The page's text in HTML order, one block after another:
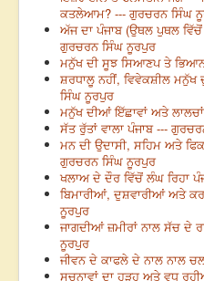
ਕਤਲੇਆਮ? --- ਗੁਰਚਰਨ ਸਿੰਘ
ਅੱਜ ਦਾ ਪੰਜਾਬ (ਉਥਲ ਪੁਥਲ ਵਿੱਚੋਂ
ਗੁਰਚਰਨ ਸਿੰਘ ਨੂਰਪੁਰ
ਮਨੁੱਖ ਦੀ ਸੂਝ ਸਿਆਣਪ ਤੇ
ਸ਼ਰਧਾਲੂ ਨਹੀਂ, ਵਿਵੇਕਸ਼ੀਲ
ਸਿੰਘ ਨੂਰਪੁਰ
ਮਨੁੱਖ ਦੀਆਂ ਇੱਛਾਵਾਂ ਅਤੇ
ਸੱਤ ਰੁੱਤਾਂ ਵਾਲਾ ਪੰਜਾਬ ---
ਮਨ ਦੀ ਉਦਾਸੀ, ਸਹਿਮ ਅਤੇ
ਗੁਰਚਰਨ ਸਿੰਘ ਨੂਰਪੁਰ
ਖਲਾਅ ਦੇ ਦੌਰ ਵਿੱਚੋਂ ਲੰਘ ਰਿਹਾ
ਬਿਮਾਰੀਆਂ, ਦੁਸ਼ਵਾਰੀਆਂ ਅਤੇ
ਨੂਰਪੁਰ
ਜਾਗਦੀਆਂ ਜ਼ਮੀਰਾਂ ਨਾਲ ਸੱਚ ਦੇ
ਨੂਰਪੁਰ
ਜੀਵਨ ਦੇ ਕਾਫਲੇ ਦੇ ਨਾਲ ਨਾਲ
ਸੂਚਨਾਵਾਂ ਦਾ ਹੜ੍ਹ ਅਤੇ ਵਧ